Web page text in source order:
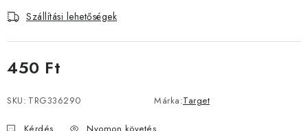
Szállítási lehetőségek
450 Ft
SKU: TRG336290 Márka:Target